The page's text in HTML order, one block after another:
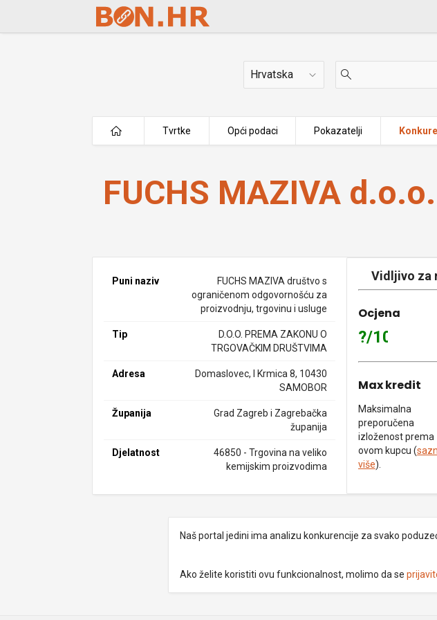
Skip to Main Content
Država
Tvrtke Opći podaci Pokazatelji
FUCHS MAZIVA d.o.o.
FUCHS MAZIVA d.o.o.
Puni naziv
FUCHS MAZIVA društvo s
ograničenom odgovornošću za
proizvodnju, trgovinu i usluge
Tip
D.O.O. PREMA ZAKONU O
TRGOVAČKIM DRUŠTVIMA
Adresa
Domaslovec, I Krmica 8, 10430
SAMOBOR
Županija
Grad Zagreb i Zagrebačka
županija
Djelatnost
46850 - Trgovina na veliko
kemijskim proizvodima
Vidljivo za
Ocjena
?/10
Max kredit
Maksimalna
preporučena
izloženost prema
ovom kupcu (
više).
Naš portal jedini ima analizu konkurencije za svako
Ako želite koristiti ovu funkcionalnost, molimo da se